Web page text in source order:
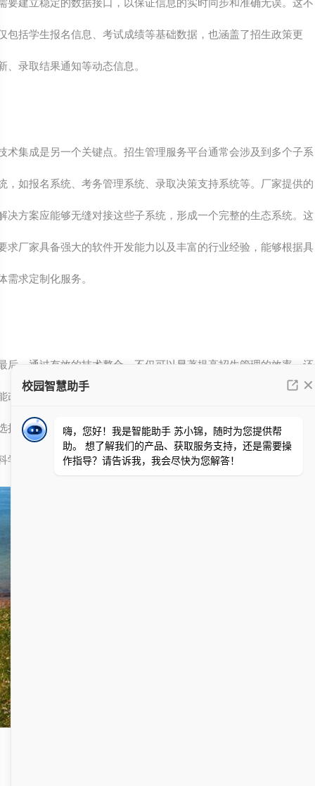
包括学生报名信息、考试成绩等基础数据，也涵盖了招生政策更
、录取结果通知等动态信息。
术集成是另一个关键点。招生管理服务平台通常会涉及到多个子系
，如报名系统、考务管理系统、录取决策支持系统等。厂家提供的
决方案应能够无缝对接这些子系统，形成一个完整的生态系统。这
求厂家具备强大的软件开发能力以及丰富的行业经验，能够根据具
需求定制化服务。
后，通过有效的技术整合，不仅可以显著提高招生管理的效率，还
改善用户体验，比如通过智能化推荐算法为学生提供个性化的专业
择建议，或是利用大数据分析预测招生趋势，帮助教育机构做出
学的决策。